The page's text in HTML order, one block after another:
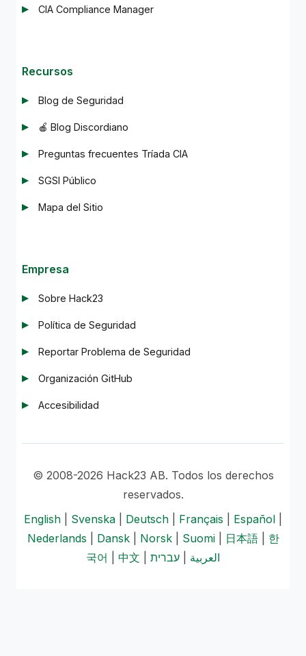
CIA Compliance Manager
Recursos
Blog de Seguridad
🍎 Blog Discordiano
Preguntas frecuentes Tríada CIA
SGSI Público
Mapa del Sitio
Empresa
Sobre Hack23
Política de Seguridad
Reportar Problema de Seguridad
Organización GitHub
Accesibilidad
© 2008-2026 Hack23 AB. Todos los derechos
reservados.
English
Svenska Deutsch Français Español
Nederlands
Dansk| Norsk| Suomi| 日本語| 한
국어
中文 العربية עברית